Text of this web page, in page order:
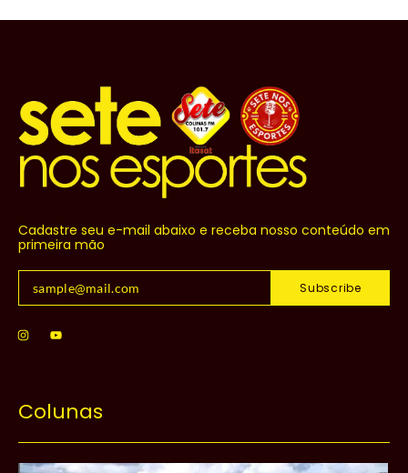
Cadastre seu e-mail abaixo e receba nosso conteúdo em
primeira mão
Subscribe
Colunas